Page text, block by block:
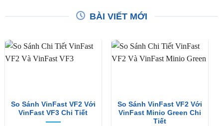
BÀI VIẾT MỚI
So Sánh VinFast VF2 Với
VinFast VF3 Chi Tiết
So Sánh VinFast VF2 Với
VinFast Minio Green Chi
Tiết